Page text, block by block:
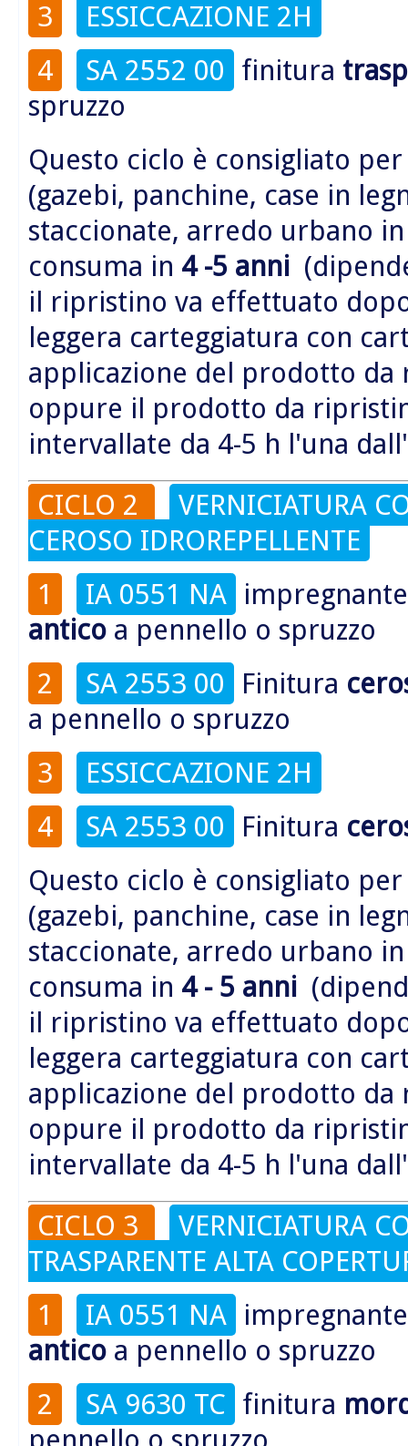
3
ESSICCAZIONE 2H
4
SA 2552 00 finitura
spruzzo
Questo ciclo è consigliato
(gazebi, panchine, case in
staccionate, arredo urbano
consuma in 4 -5 anni
il ripristino va effettuato
leggera carteggiatura con
applicazione del prodotto
oppure il prodotto da
intervallate da 4-5 h l'una
CICLO 2
VERNICIATURA
CEROSO IDROREPELLENTE
1
IA 0551 NA
antico a pennello o spruzzo
2
SA 2553 00 Finitura
a pennello o spruzzo
3
ESSICCAZIONE 2H
4
SA 2553 00 Finitura
Questo ciclo è consigliato
(gazebi, panchine, case in
staccionate, arredo urbano
consuma in 4 - 5 anni
il ripristino va effettuato
leggera carteggiatura con
applicazione del prodotto
oppure il prodotto da
intervallate da 4-5 h l'una
CICLO 3
VERNICIATURA
TRASPARENTE ALTA
1
IA 0551 NA
antico a pennello o spruzzo
2
SA 9630 TC finitura